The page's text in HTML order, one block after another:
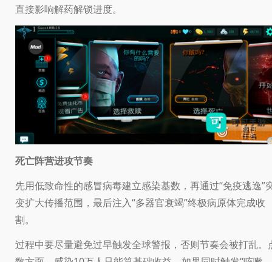
直接影响解药解锁进度。
死亡阵营进攻节奏
先用低致命性的感冒病毒建立感染基数，再通过“免疫逃逸”
变扩大传播范围，最后注入“多器官衰竭”终极病原体完成收
割。
过程中要尽量避免过早触发全球警报，否则节奏会被打乱。